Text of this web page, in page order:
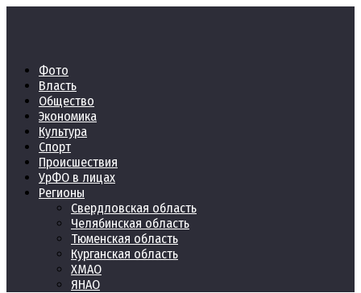
Фото
Власть
Общество
Экономика
Культура
Спорт
Происшествия
УрФО в лицах
Регионы
Свердловская область
Челябинская область
Тюменская область
Курганская область
ХМАО
ЯНАО